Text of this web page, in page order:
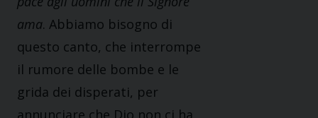
ama. Abbiamo bisogno di
questo canto, che interrompe
il rumore delle bombe e le
grida dei disperati, per
annunciare che Dio non ci ha